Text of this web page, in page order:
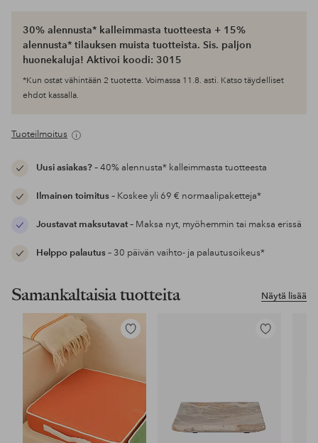
30% alennusta* kalleimmasta tuotteesta + 15%
alennusta* tilauksen muista tuotteista. Sis. paljon
huonekaluja! Aktivoi koodi: 3015
*Kun ostat vähintään 2 tuotetta. Voimassa 11.8. asti. Katso täydelliset
ehdot kassalla.
Tuoteilmoitus
Uusi asiakas?– 40% alennusta* kalleimmasta tuotteesta
Ilmainen toimitus– Koskee yli 69 € normaalipaketteja*
Joustavat maksutavat– Maksa nyt, myöhemmin tai maksa erissä
Helppo palautus– 30 päivän vaihto- ja palautusoikeus*
Näytä lisää
Samankaltaisia tuotteita
Lisää
Lisää